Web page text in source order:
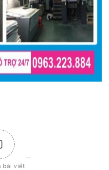
bài viết